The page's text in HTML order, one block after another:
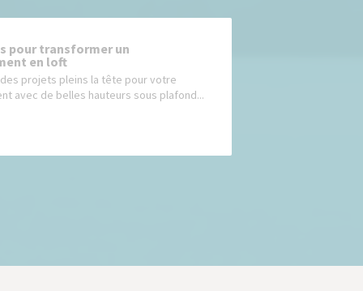
pour transformer un
en loft
projets pleins la tête pour votre
avec de belles hauteurs sous plafond...